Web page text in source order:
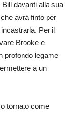
Bill davanti alla sua
avrà finto per
Per il
Brooke e
profondo legame
a un
tornato come